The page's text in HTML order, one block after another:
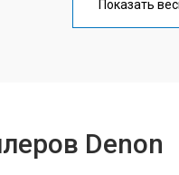
Показать
Denon